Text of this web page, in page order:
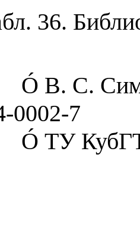
36.
Ó В. С.
0002-7
Ó ТУ